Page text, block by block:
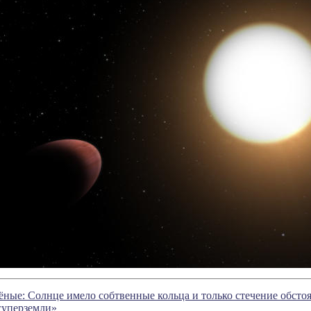
Солнце имело собтвенные кольца и только стечение